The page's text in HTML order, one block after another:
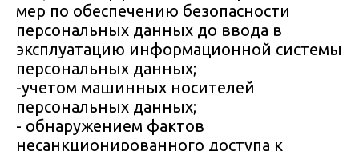
мер по обеспечению безопасности
персональных данных до ввода в
эксплуатацию информационной системы
персональных данных;
-учетом машинных носителей
персональных данных;
- обнаружением фактов
несанкционированного доступа к